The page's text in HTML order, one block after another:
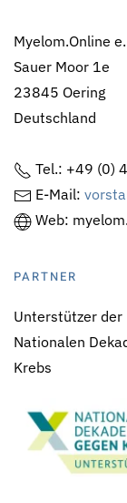
Myelom.Online e.
Sauer Moor 1e
23845 Oering
Deutschland
Tel.: +49 (0)
E-Mail:
Web:
PARTNER
Unterstützer der
Nationalen
Krebs